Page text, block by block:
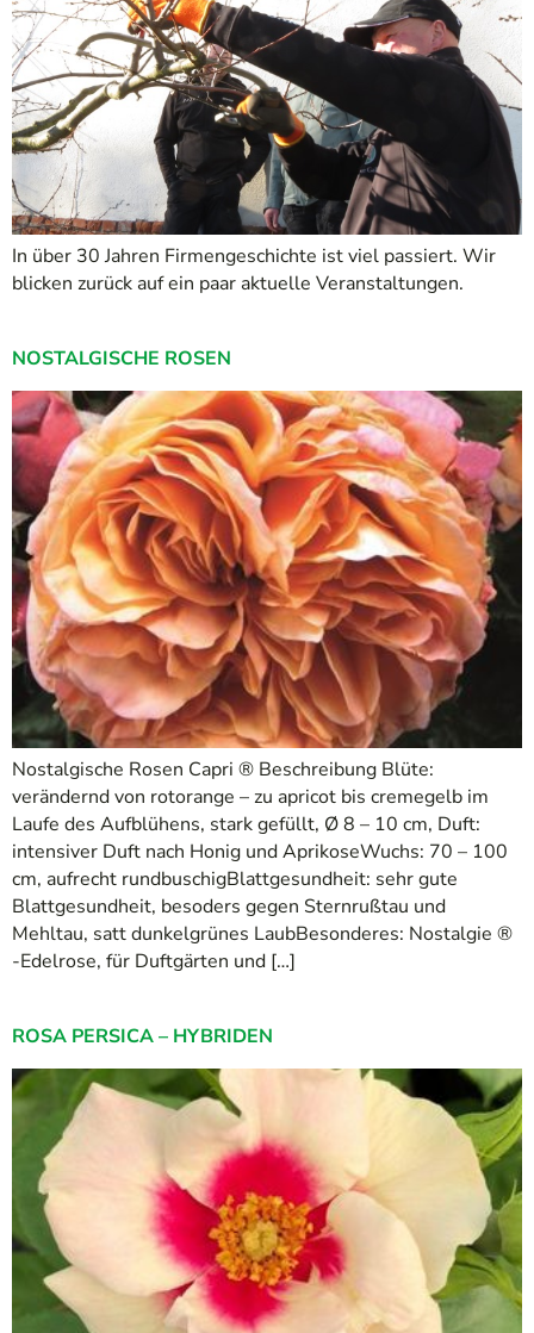
In über 30 Jahren Firmengeschichte ist viel passiert. Wir
blicken zurück auf ein paar aktuelle Veranstaltungen.
NOSTALGISCHE ROSEN
Nostalgische Rosen Capri ® Beschreibung Blüte:
verändernd von rotorange – zu apricot bis cremegelb im
Laufe des Aufblühens, stark gefüllt, Ø 8 – 10 cm, Duft:
intensiver Duft nach Honig und AprikoseWuchs: 70 – 100
cm, aufrecht rundbuschigBlattgesundheit: sehr gute
Blattgesundheit, besoders gegen Sternrußtau und
Mehltau, satt dunkelgrünes LaubBesonderes: Nostalgie ®
-Edelrose, für Duftgärten und […]
ROSA PERSICA – HYBRIDEN